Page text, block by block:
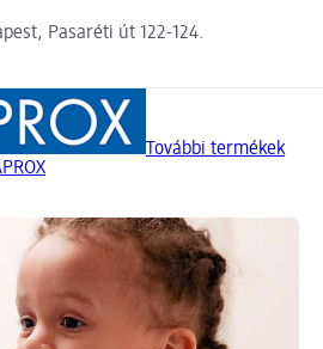
Pasaréti út 122-124.
További termékek